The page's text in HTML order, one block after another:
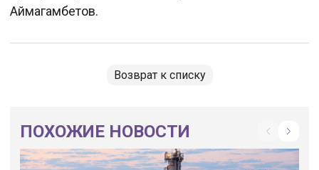
Аймагамбетов.
Возврат к списку
ПОХОЖИЕ НОВОСТИ